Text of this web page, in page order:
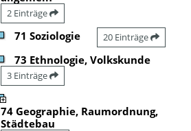
2 Einträge
71 Soziologie 20 Einträge
73 Ethnologie, Volkskunde
3 Einträge
74 Geographie, Raumordnung,
Städtebau